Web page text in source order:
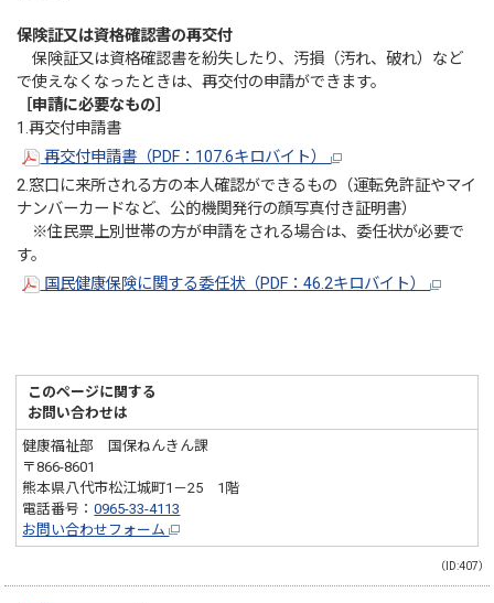
保険証又は資格確認書の再交付
保険証又は資格確認書を紛失したり、汚損（汚れ、破れ）など
で使えなくなったときは、再交付の申請ができます。
［申請に必要なもの］
1.再交付申請書
再交付申請書（PDF：107.6キロバイト）
2.窓口に来所される方の本人確認ができるもの（運転免許証やマイ
ナンバーカードなど、公的機関発行の顔写真付き証明書）
※住民票上別世帯の方が申請をされる場合は、委任状が必要で
す。
国民健康保険に関する委任状（PDF：46.2キロバイト）
このページに関する
お問い合わせは
健康福祉部 国保ねんきん課
〒866-8601
熊本県八代市松江城町1－25 1階
電話番号：0965-33-4113
お問い合わせフォーム
（ID:407）